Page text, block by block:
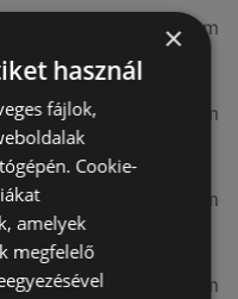
3,26 km
4,56 km
7,57 km
49,08 km
×
használ
fájlok,
Cookie-
amelyek
megfelelő